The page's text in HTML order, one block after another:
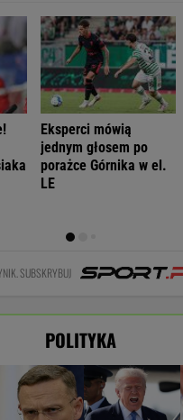
Eksperci mówią
jednym głosem po
porażce Górnika w el.
LE
SUBSKRYBUJ
POLITYKA